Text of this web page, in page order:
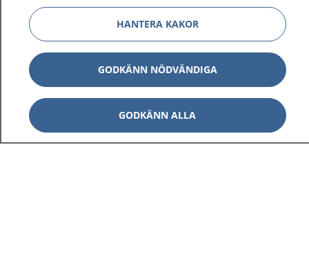
1177 på flera språk Visa
Om 1177
Kontakt Visa
HANTERA KAKOR
GODKÄNN NÖDVÄNDIGA
GODKÄNN ALLA